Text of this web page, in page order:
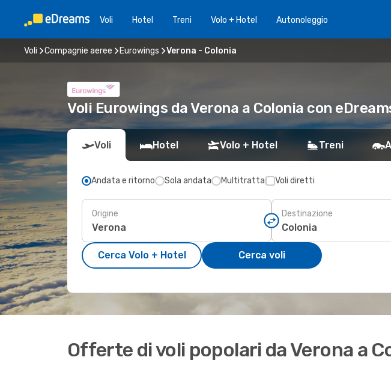
Voli Hotel Treni Volo + Hotel Autonoleggio
Voli Compagnie aeree Eurowings Verona - Colonia
Voli Eurowings da Verona a Colonia con
Voli Hotel Volo + Hotel Treni
Andata e ritorno Sola andata Multitratta Voli diretti
Origine Destinazione
Cerca Volo + Hotel Cerca voli
Offerte di voli popolari da Verona a